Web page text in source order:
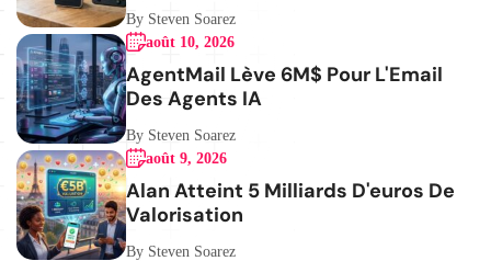
By Steven Soarez
août 10, 2026
AgentMail Lève 6M$ Pour L'Email
Des Agents IA
By Steven Soarez
août 9, 2026
Alan Atteint 5 Milliards D'euros De
Valorisation
By Steven Soarez